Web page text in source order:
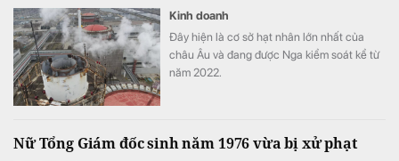
Kinh doanh
Đây hiện là cơ sở hạt nhân lớn nhất của
châu Âu và đang được Nga kiểm soát kể từ
năm 2022.
Nữ Tổng Giám đốc sinh năm 1976 vừa bị xử phạt